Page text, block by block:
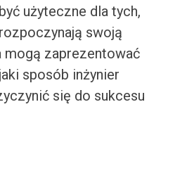
użyteczne dla tych,
swoją
mogą zaprezentować
sposób inżynier
się do sukcesu